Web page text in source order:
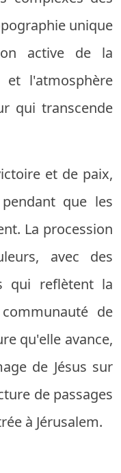
unique
active de la
et l'atmosphère
qui transcende
et de paix,
que les
La procession
avec des
qui reflètent la
de
qu'elle avance,
de Jésus sur
de passages
à Jérusalem.